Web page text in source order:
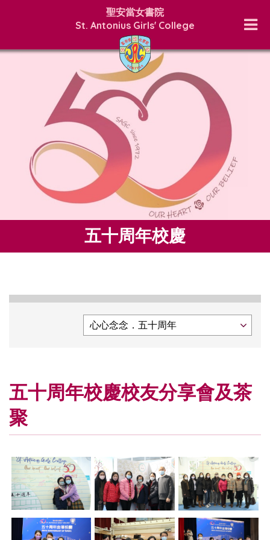
聖安當女書院
St. Antonius Girls' College
五十周年校慶
五十周年校慶校友分享會及茶
聚